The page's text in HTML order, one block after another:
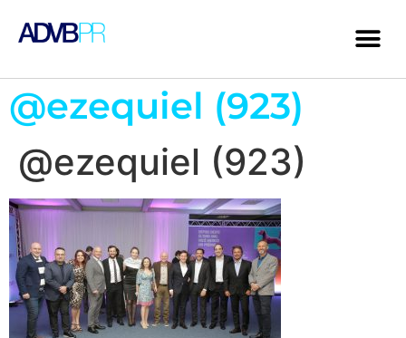
@ezequiel (923)
@ezequiel (923)